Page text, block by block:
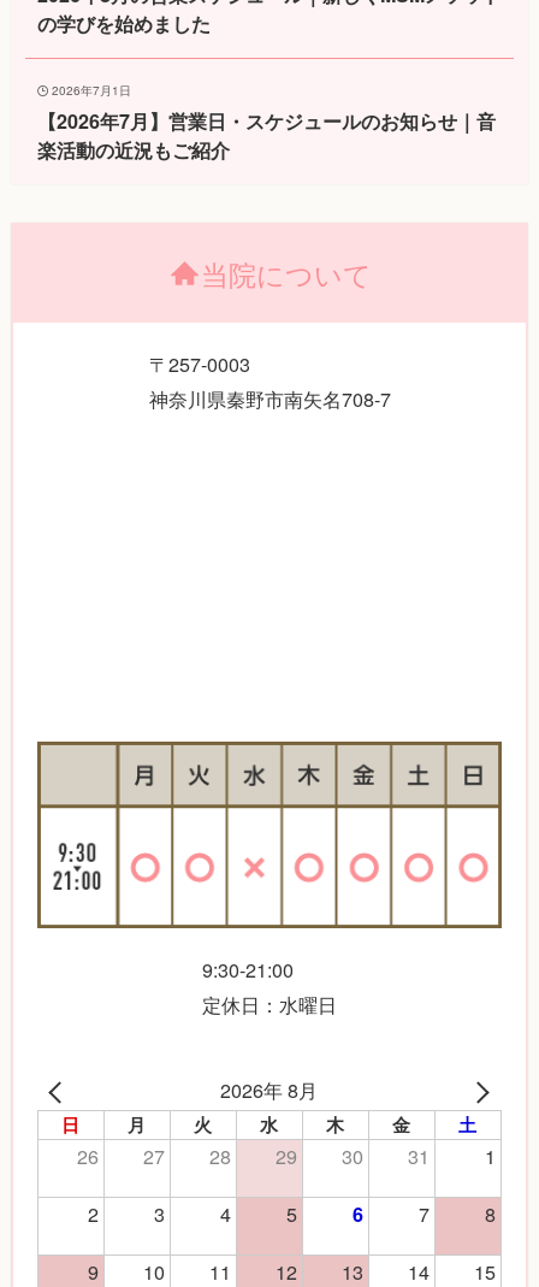
の学びを始めました
2026年7月1日
【2026年7月】営業日・スケジュールのお知らせ｜音
楽活動の近況もご紹介
当院について
〒257-0003
神奈川県秦野市南矢名708-7
9:30-21:00
定休日：水曜日
2026年 8月
日 月 火 水 木 金 土
26 27 28 29 30 31
1
2
3 4 5 6 7
8
9
10 11 12 13 14
15